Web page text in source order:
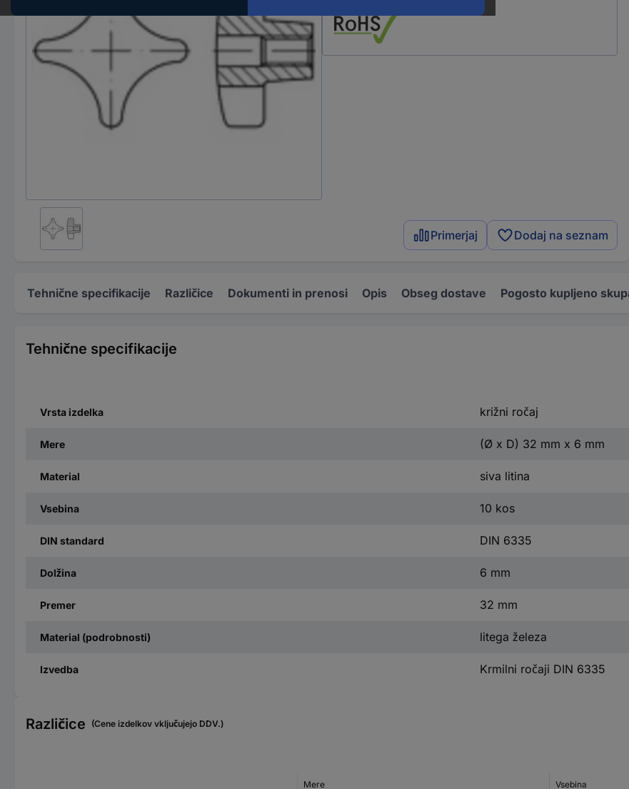
Primerjaj Dodaj na seznam
Tehnične specifikacije Različice Dokumenti in prenosi Opis Obseg dostave Pogosto kupljeno
Tehnične specifikacije
Vrsta izdelka križni ročaj
Mere (Ø x D) 32 mm x 6 mm
Material siva litina
Vsebina 10 kos
DIN standard DIN 6335
Dolžina 6 mm
Premer 32 mm
Material (podrobnosti) litega železa
Izvedba Krmilni ročaji DIN 6335
Različice (Cene izdelkov vključujejo DDV.)
Mere Vsebina